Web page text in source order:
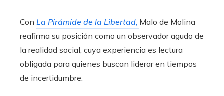
Con La Pirámide de la Libertad, Malo de Molina
reafirma su posición como un observador agudo de
la realidad social, cuya experiencia es lectura
obligada para quienes buscan liderar en tiempos
de incertidumbre.